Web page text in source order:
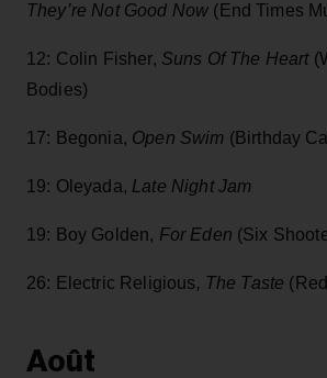
They’re Not Good Now (End Times
12: Colin Fisher, Suns Of The Heart
Bodies)
17: Begonia, Open Swim (Birthday
19: Oleyada, Late Night Jam
19: Boy Golden, For Eden (Six
26: Electric Religious, The Taste
Août